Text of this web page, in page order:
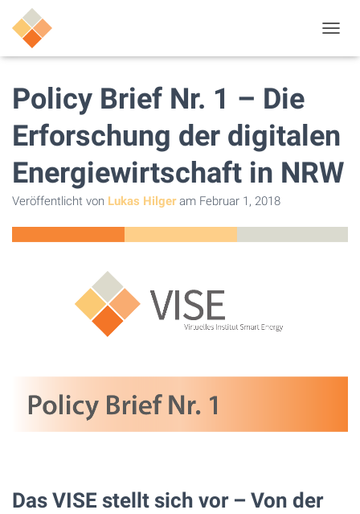
A
T
O
N
Policy Brief Nr. 1 – Die
Erforschung der digitalen
Energiewirtschaft in NRW
Veröffentlicht von Lukas Hilgeram Februar 1, 2018
Das VISE stellt sich vor – Von der